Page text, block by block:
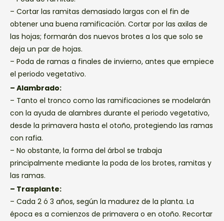
– Cortar las ramitas demasiado largas con el fin de
obtener una buena ramificación. Cortar por las axilas de
las hojas; formarán dos nuevos brotes a los que solo se
deja un par de hojas.
– Poda de ramas a finales de invierno, antes que empiece
el periodo vegetativo.
– Alambrado:
– Tanto el tronco como las ramificaciones se modelarán
con la ayuda de alambres durante el periodo vegetativo,
desde la primavera hasta el otoño, protegiendo las ramas
con rafia.
– No obstante, la forma del árbol se trabaja
principalmente mediante la poda de los brotes, ramitas y
las ramas.
– Trasplante:
– Cada 2 ó 3 años, según la madurez de la planta. La
época es a comienzos de primavera o en otoño. Recortar